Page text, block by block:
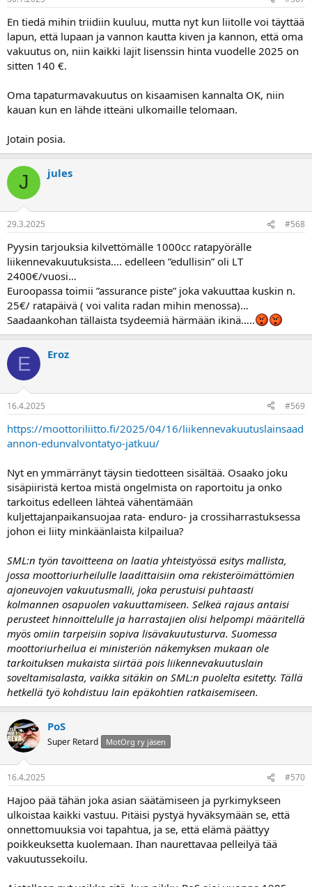
En tiedä mihin triidiin kuuluu, mutta nyt kun liitolle voi täyttää
lapun, että lupaan ja vannon kautta kiven ja kannon, että oma
vakuutus on, niin kaikki lajit lisenssin hinta vuodelle 2025 on
sitten 140 €.
Oma tapaturmavakuutus on kisaamisen kannalta OK, niin
kauan kun en lähde itteäni ulkomaille telomaan.
Jotain posia.
J jules
29.3.2025 #568
Pyysin tarjouksia kilvettömälle 1000cc ratapyörälle
liikennevakuutuksista…. edelleen ”edullisin” oli LT
2400€/vuosi…
Euroopassa toimii ”assurance piste” joka vakuuttaa kuskin n.
25€/ ratapäivä ( voi valita radan mihin menossa)…
Saadaankohan tällaista tsydeemiä härmään ikinä…..
E Eroz
16.4.2025 #569
https://moottoriliitto.fi/2025/04/16/liikennevakuutuslainsaad
annon-edunvalvontatyo-jatkuu/
Nyt en ymmärränyt täysin tiedotteen sisältää. Osaako joku
sisäpiiristä kertoa mistä ongelmista on raportoitu ja onko
tarkoitus edelleen lähteä vähentämään
kuljettajanpaikansuojaa rata- enduro- ja crossiharrastuksessa
johon ei liity minkäänlaista kilpailua?
SML:n työn tavoitteena on laatia yhteistyössä esitys mallista,
jossa moottoriurheilulle laadittaisiin oma rekisteröimättömien
ajoneuvojen vakuutusmalli, joka perustuisi puhtaasti
kolmannen osapuolen vakuuttamiseen. Selkeä rajaus antaisi
perusteet hinnoittelulle ja harrastajien olisi helpompi määritellä
myös omiin tarpeisiin sopiva lisävakuutusturva. Suomessa
moottoriurheilua ei ministeriön näkemyksen mukaan ole
tarkoituksen mukaista siirtää pois liikennevakuutuslain
soveltamisalasta, vaikka sitäkin on SML:n puolelta esitetty. Tällä
hetkellä työ kohdistuu lain epäkohtien ratkaisemiseen.
PoS
Super Retard MotOrg ry jäsen
16.4.2025 #570
Hajoo pää tähän joka asian säätämiseen ja pyrkimykseen
ulkoistaa kaikki vastuu. Pitäisi pystyä hyväksymään se, että
onnettomuuksia voi tapahtua, ja se, että elämä päättyy
poikkeuksetta kuolemaan. Ihan naurettavaa pelleilyä tää
vakuutussekoilu.